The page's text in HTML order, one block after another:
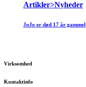
Artikler>Nyheder
JoJo er død 17 år gammel
Virksomhed
Kontaktinfo